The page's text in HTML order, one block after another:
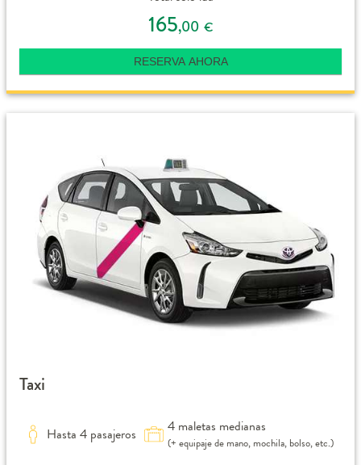
165,00 €
RESERVA AHORA
Taxi
Hasta 4 pasajeros 4 maletas medianas
(+ equipaje de mano, mochila, bolso, etc.)